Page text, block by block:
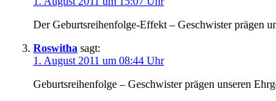
Der Geburtsreihenfolge-Effekt – Geschwister prägen
Roswitha sagt:
1. August 2011 um 08:44 Uhr
Geburtsreihenfolge – Geschwister prägen unseren